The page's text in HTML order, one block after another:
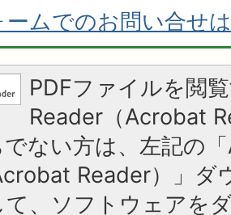
ームでのお問い合せ
PDFファイルを閲
Reader（Acrobat
ない方は、左記の
Reader）」ダ
て、ソフトウェアを